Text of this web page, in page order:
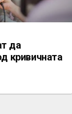
да
кривичната